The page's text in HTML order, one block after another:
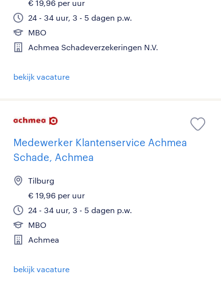
€ 19,96 per uur
24 - 34 uur, 3 - 5 dagen p.w.
MBO
Achmea Schadeverzekeringen N.V.
bekijk vacature
Medewerker Klantenservice Achmea
Schade, Achmea
Tilburg
€ 19,96 per uur
24 - 34 uur, 3 - 5 dagen p.w.
MBO
Achmea
bekijk vacature